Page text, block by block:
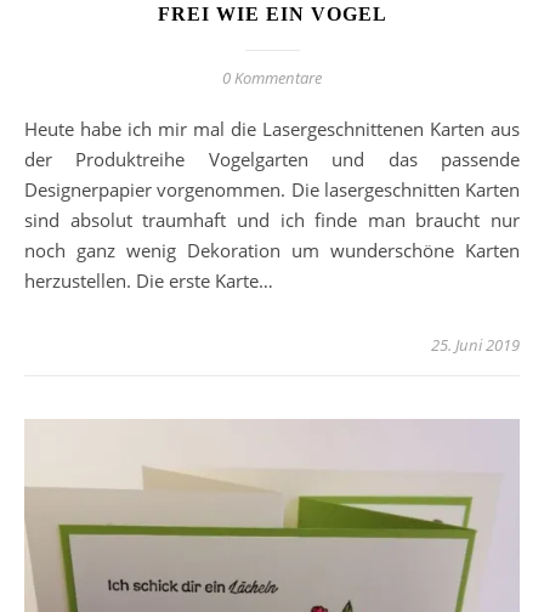
FREI WIE EIN VOGEL
0 Kommentare
Heute habe ich mir mal die Lasergeschnittenen Karten aus
der Produktreihe Vogelgarten und das passende
Designerpapier vorgenommen. Die lasergeschnitten Karten
sind absolut traumhaft und ich finde man braucht nur
noch ganz wenig Dekoration um wunderschöne Karten
herzustellen. Die erste Karte…
25. Juni 2019